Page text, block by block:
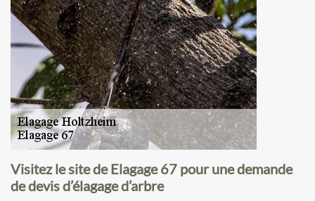
Visitez le site de Elagage 67 pour une demande
de devis d’élagage d’arbre